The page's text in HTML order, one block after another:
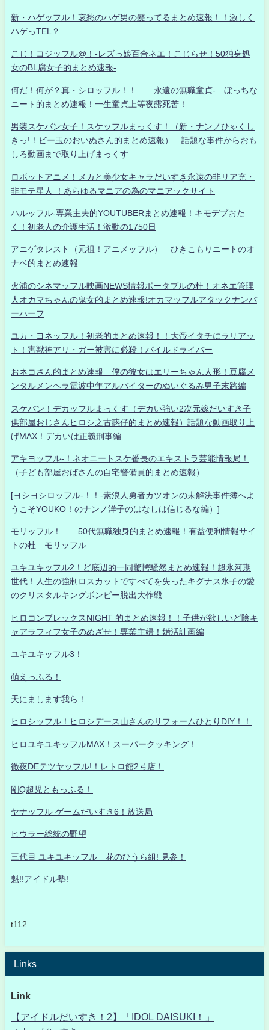
新・ハゲッフル！哀愁のハゲ男の髪ってるまとめ速報！！激しく
ハゲっTEL？
こじ！コジッフル@！-レズっ娘百合ネエ！こじらせ！50独身処
女のBL腐女子的まとめ速報-
何だ！何が？真・シロッフル！！ 永遠の無職童貞- ぼっちな
ニート的まとめ速報！一生童貞上等夜露死苦！
男装スケバン女子！スケッフルまっくす！（新・ナンノひゃくし
きっ!！ビー玉のおいぬさん的まとめ速報） 話題な事件からおも
しろ動画まで取り上げまっくす
ロボットアニメ！メカと美少女キャラだいすき永遠の非リア充・
非モテ星人 ！あらゆるマニアの為のマニアックサイト
ハルッフル-専業主夫的YOUTUBERまとめ速報！キモデブおた
く！初老人の介護生活！激動の1750日
アニゲタレスト（元祖！アニメッフル） ひきこもりニートのオ
ナベ的まとめ速報
火浦のシネマッフル映画NEWS情報ポータブルの杜！オネエ管理
人オカマちゃんの鬼女的まとめ速報!オカマッフルアタックナンバ
ーハーフ
ユカ・ヨネッフル！初老的まとめ速報！！大帝イタチにラリアッ
ト！害獣神アリ・ガー被害に必殺！パイルドライバー
おネコさん的まとめ速報 僕の彼女はエリーちゃん人形！豆腐メ
ンタルメンヘラ電波中年アルバイターのぬいぐるみ男子末路編
スケバン！デカッフルまっくす（デカい強い2次元嫁だいすき子
供部屋おじさんヒロシ之古惑仔的まとめ速報）話題な動画取り上
げMAX！デカいは正義刑事編
アキヨッフル-！ネオニートスケ番長のエキストラ芸能情報局！
（子ども部屋おばさんの自宅警備員的まとめ速報）
[ヨシヨシロッフル-！！-素浪人勇者カツオンの未解決事件簿へよ
うこそYOUKO！のナンノ洋子のはなしは信じるな編）]
モリッフル！ 50代無職独身的まとめ速報！有益便利情報サイ
トの杜 モリッフル
ユキユキッフル2！ど底辺的一同驚愕騒然まとめ速報！超氷河期
世代！人生の強制ロスカットですべてを失ったキグナス氷子の愛
のクリスタルキングボンビー脱出大作戦
ヒロコンプレックスNIGHT 的まとめ速報！！子供が欲しいど陰キ
ャアラフィフ女子のめざせ！専業主婦！婚活計画編
ユキユキッフル3！
萌えっふる！
天にまします我ら！
ヒロシッフル！ヒロシデース山さんのリフォームひとりDIY！！
ヒロユキユキッフルMAX！スーパークッキング！
徹夜DEテツヤッフル!！レトロ館2号店！
剛Q超児ともっふる！
ヤナッフル ゲームだいすき6！放送局
ヒウラー総統の野望
三代目 ユキユキッフル 花のひうら組! 見参！
魁!!アイドル塾!
t112
Links
Link
【アイドルだいすき！2】「IDOL DAISUKI！」